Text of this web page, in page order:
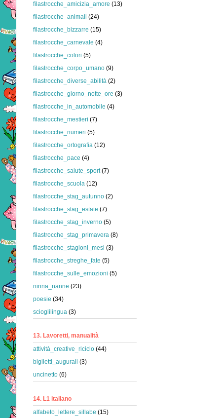
filastrocche_amicizia_amore (13)
filastrocche_animali (24)
filastrocche_bizzarre (15)
filastrocche_carnevale (4)
filastrocche_colori (5)
filastrocche_corpo_umano (9)
filastrocche_diverse_abilità (2)
filastrocche_giorno_notte_ore (3)
filastrocche_in_automobile (4)
filastrocche_mestieri (7)
filastrocche_numeri (5)
filastrocche_ortografia (12)
filastrocche_pace (4)
filastrocche_salute_sport (7)
filastrocche_scuola (12)
filastrocche_stag_autunno (2)
filastrocche_stag_estate (7)
filastrocche_stag_inverno (5)
filastrocche_stag_primavera (8)
filastrocche_stagioni_mesi (3)
filastrocche_streghe_fate (5)
filastrocche_sulle_emozioni (5)
ninna_nanne (23)
poesie (34)
scioglilingua (3)
13. Lavoretti, manualità
attività_creative_riciclo (44)
biglietti_augurali (3)
uncinetto (6)
14. L1 italiano
alfabeto_lettere_sillabe (15)